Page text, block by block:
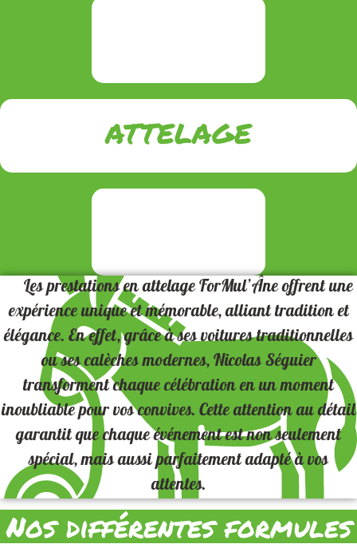
ATTELAGE
Lesprestations en attelage ForMul’Âneoffrent une
expérience unique et mémorable, allianttradition et
élégance. En effet, grâce à sesvoitures traditionnelles
ou sescalèches modernes,Nicolas Séguier
transforment chaque célébration en un moment
inoubliablepour vos convives. Cette attention au détail
garantit que chaqueévénementest non seulement
spécial, mais aussiparfaitement adaptéà vos
attentes.
Nos différentes formules